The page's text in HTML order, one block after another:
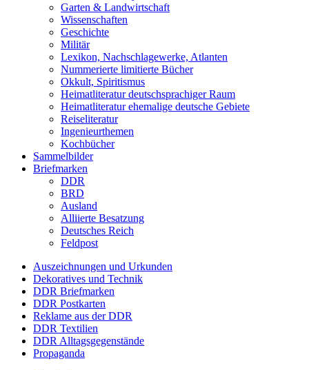
Garten & Landwirtschaft
Wissenschaften
Geschichte
Militär
Lexikon, Nachschlagewerke, Atlanten
Nummerierte limitierte Bücher
Okkult, Spiritismus
Heimatliteratur deutschsprachiger Raum
Heimatliteratur ehemalige deutsche Gebiete
Reiseliteratur
Ingenieurthemen
Kochbücher
Sammelbilder
Briefmarken
DDR
BRD
Ausland
Alliierte Besatzung
Deutsches Reich
Feldpost
Auszeichnungen und Urkunden
Dekoratives und Technik
DDR Briefmarken
DDR Postkarten
Reklame aus der DDR
DDR Textilien
DDR Alltagsgegenstände
Propaganda